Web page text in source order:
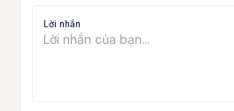
Lời nhắn